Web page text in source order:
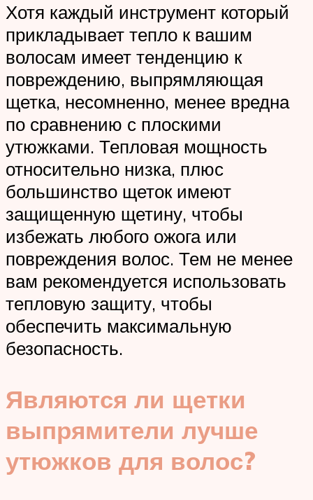
Хотя каждый инструмент который
прикладывает тепло к вашим
волосам имеет тенденцию к
повреждению, выпрямляющая
щетка, несомненно, менее вредна
по сравнению с плоскими
утюжками. Тепловая мощность
относительно низка, плюс
большинство щеток имеют
защищенную щетину, чтобы
избежать любого ожога или
повреждения волос. Тем не менее
вам рекомендуется использовать
тепловую защиту, чтобы
обеспечить максимальную
безопасность.
Являются ли щетки
выпрямители лучше
утюжков для волос?